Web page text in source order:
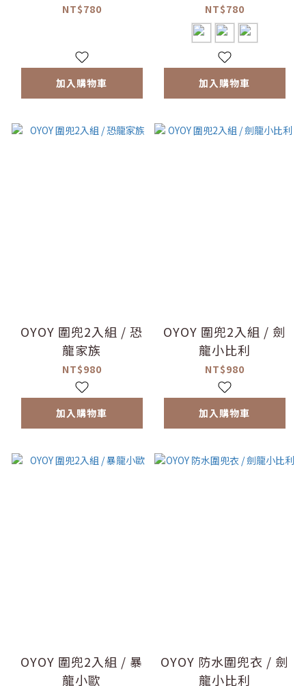
NT$780
加入購物車
NT$780
加入購物車
OYOY 圍兜2入組 / 恐
龍家族
NT$980
加入購物車
OYOY 圍兜2入組 / 劍
龍小比利
NT$980
加入購物車
OYOY 圍兜2入組 / 暴
龍小歐
OYOY 防水圍兜衣 / 劍
龍小比利